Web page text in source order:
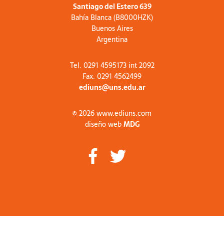
Santiago del Estero 639
Bahía Blanca (B8000HZK)
Buenos Aires
Argentina
Tel. 0291 4595173 int 2092
Fax. 0291 4562499
ediuns@uns.edu.ar
© 2026 www.ediuns.com
diseño webMDG